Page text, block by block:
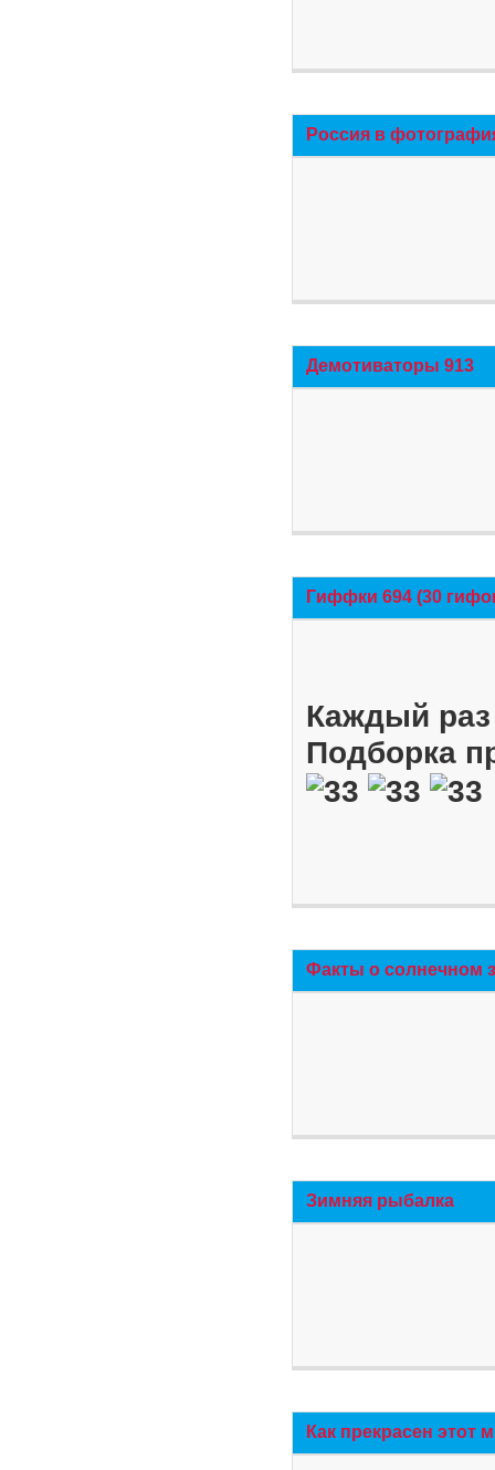
Россия в
Демотиваторы 913
Гиффки 694 (30
Каждый
Подборка
Факты о солнечном
Зимняя рыбалка
Как прекрасен этот